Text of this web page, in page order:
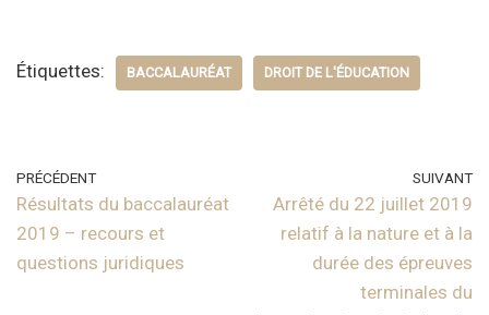
Étiquettes: BACCALAURÉAT DROIT DE L'ÉDUCATION
PRÉCÉDENT
Résultats du baccalauréat
2019 – recours et
questions juridiques
SUIVANT
Arrêté du 22 juillet 2019
relatif à la nature et à la
durée des épreuves
terminales du